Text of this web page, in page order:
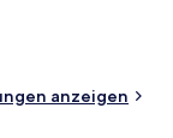
anzeigen